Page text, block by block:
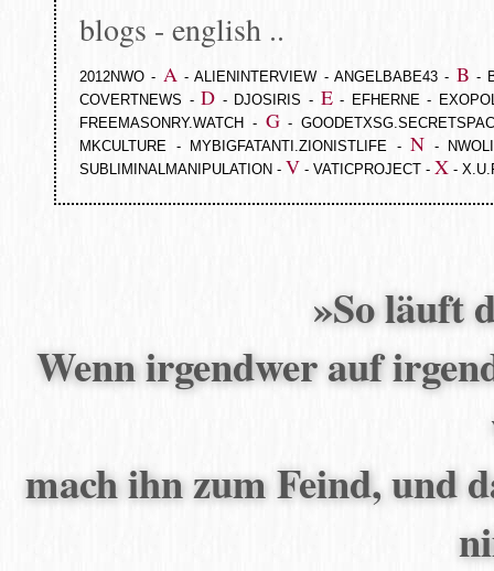
blogs - english ..
2012NWO - A-ALIENINTERVIEW - ANGELBABE43- B -
COVERTNEWS -D - DJOSIRIS - E- EFHERNE-
FREEMASONRY.WATCH - G-
MKCULTURE - MYBIGFATANTI.ZIONISTLIFE -N -
SUBLIMINALMANIPULATION - V - VATICPROJECT - X -
»So läuft
Wenn irgendwer auf
mach ihn zum Feind, und